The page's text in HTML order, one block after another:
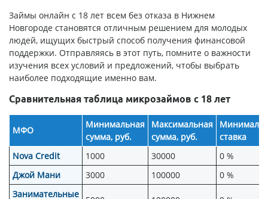
Займы онлайн с 18 лет всем без отказа в Нижнем
Новгороде становятся отличным решением для молодых
людей, ищущих быстрый способ получения финансовой
поддержки. Отправляясь в этот путь, помните о важности
изучения всех условий и предложений, чтобы выбрать
наиболее подходящие именно вам.
Сравнительная таблица микрозаймов с 18 лет
МФО
Минимальная
сумма, руб.
Максимальная
сумма, руб.
ставка
Nova Credit
1000 30000
0 %
Джой Мани
3000 100000
0 %
Занимательные